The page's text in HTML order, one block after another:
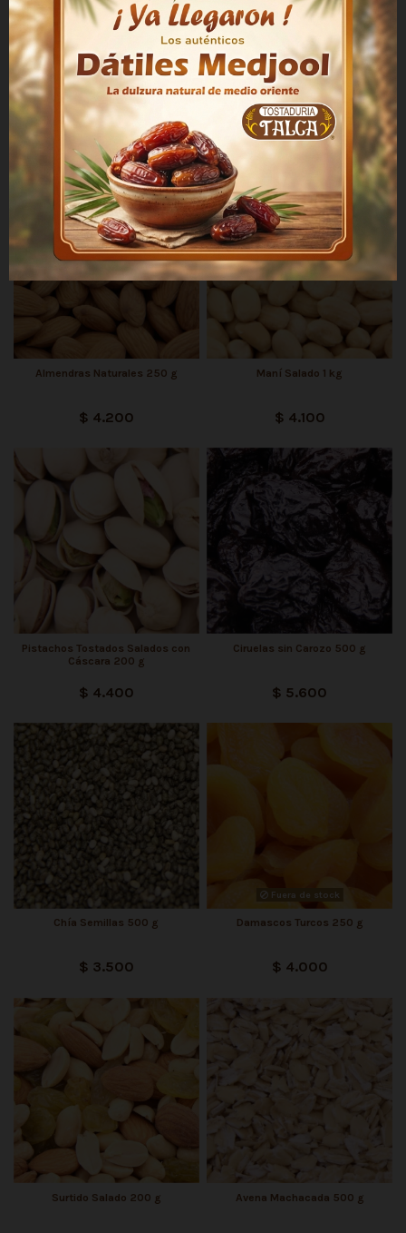
Almendras Confitadas 200 g
$ 3.000
Pasas Rubias 250 g
$ 2.600
Almendras Naturales 250 g
$ 4.200
Maní Salado 1 kg
$ 4.100
Pistachos Tostados Salados con
Cáscara 200 g
$ 4.400
Ciruelas sin Carozo 500 g
$ 5.600
Chía Semillas 500 g
$ 3.500
Fuera de stock
Damascos Turcos 250 g
$ 4.000
Surtido Salado 200 g Avena Machacada 500 g